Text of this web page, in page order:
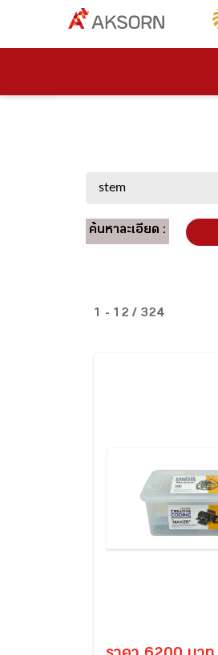
ค้นหาละเอียด :
1 - 12 / 324